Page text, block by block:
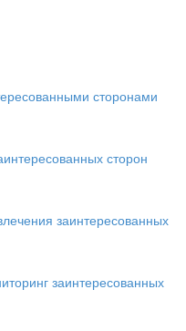
сторонами
сторон
заинтересованных
заинтересованных